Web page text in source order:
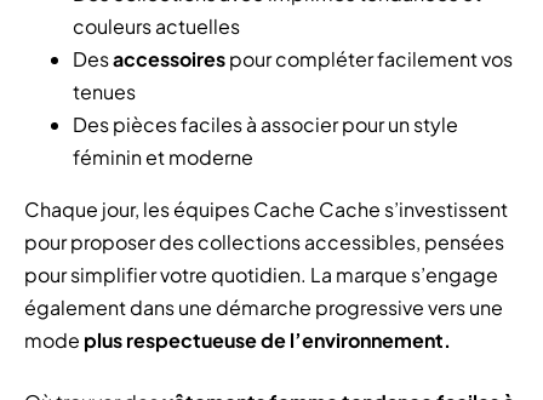
couleurs actuelles
Desaccessoirespour compléter facilement vos
tenues
Des pièces faciles à associer pour un style
féminin et moderne
Chaque jour, les équipes Cache Cache s’investissent
pour proposer des collections accessibles, pensées
pour simplifier votre quotidien. La marque s’engage
également dans une démarche progressive vers une
mode plus respectueuse de l’environnement.